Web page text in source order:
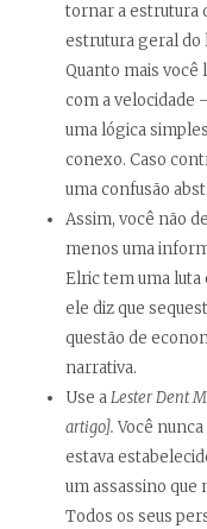
tornar a estrutura
estrutura geral do
Quanto mais você
com a velocidade
uma lógica
conexo. Caso
uma confusão
Assim, você não
menos uma
Elric tem uma luta
ele diz que
questão de
narrativa.
Use aLester Dent
artigo].Você
estava
um assassino que
Todos os seus